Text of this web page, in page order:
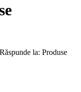
Răspunde la: Produse